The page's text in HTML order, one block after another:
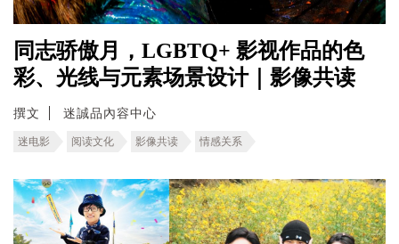
同志骄傲月，LGBTQ+ 影视作品的色
彩、光线与元素场景设计｜影像共读
撰文 迷誠品內容中心
迷电影 阅读文化 影像共读 情感关系